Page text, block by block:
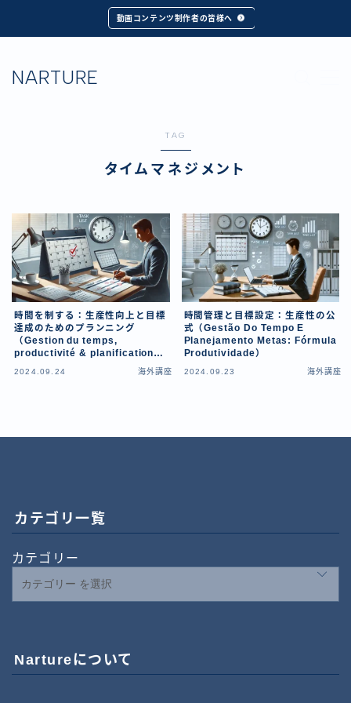
動画コンテンツ制作者の皆様へ
NARTURE
TAG
タイムマネジメント
時間を制する：生産性向上と目標
達成のためのプランニング
（Gestion du temps,
productivité & planification
2024.09.24 海外講座
時間管理と目標設定：生産性の公
式（Gestão Do Tempo E
Planejamento Metas: Fórmula
Produtividade）
2024.09.23 海外講座
カテゴリ一覧
カテゴリー
Nartureについて